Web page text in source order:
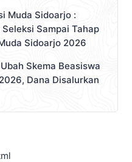
Muda Sidoarjo :
Sampai Tahap
Sidoarjo 2026
Skema Beasiswa
Dana Disalurkan